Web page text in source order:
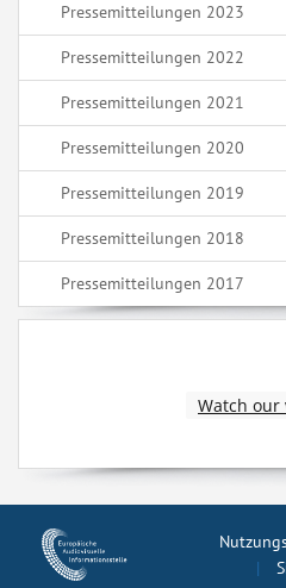
Pressemitteilungen 2023
Pressemitteilungen 2022
Pressemitteilungen 2021
Pressemitteilungen 2020
Pressemitteilungen 2019
Pressemitteilungen 2018
Pressemitteilungen 2017
Watch our